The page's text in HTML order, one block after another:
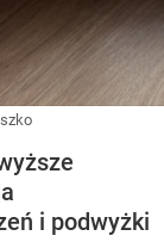
i podwyżki